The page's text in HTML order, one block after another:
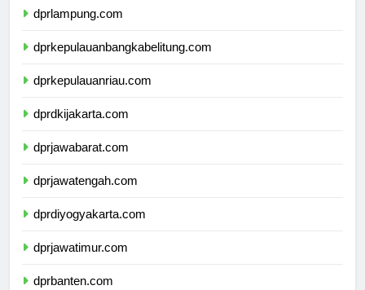
dprlampung.com
dprkepulauanbangkabelitung.com
dprkepulauanriau.com
dprdkijakarta.com
dprjawabarat.com
dprjawatengah.com
dprdiyogyakarta.com
dprjawatimur.com
dprbanten.com